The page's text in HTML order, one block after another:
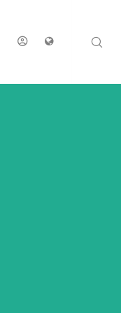
ESPAÇOIDIOMAS